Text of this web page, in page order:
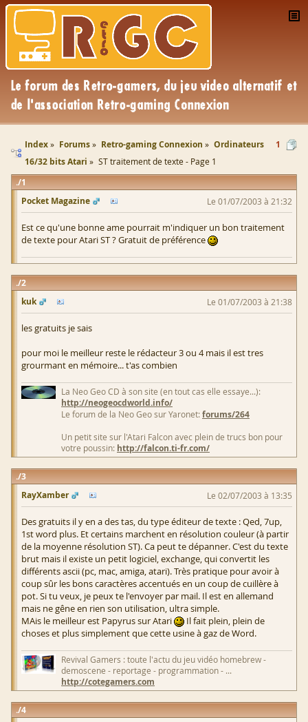
Index Forums Retro-gaming Connexion
Ordinateurs
16/32 bits Atari
ST traitement de texte - Page 1
1
1
Pocket Magazine
Le 01/07/2003 à 21:32
Est ce qu'une bonne ame pourrait m'indiquer un bon traitement
de texte pour Atari ST ? Gratuit de préférence
2
kuk
Le 01/07/2003 à 21:38
les gratuits je sais
pour moi le meilleur reste le rédacteur 3 ou 4 mais il est tres
grourmant en mémoire... t'as combien
La Neo Geo CD à son site (en tout cas elle essaye...):
http://neogeocdworld.info/
Le forum de la Neo Geo sur Yaronet:forums/264
Un petit site sur l'Atari Falcon avec plein de trucs bon pour
votre poussin: http://falcon.ti-fr.com/
3
RayXamber
Le 02/07/2003 à 13:35
Des gratuits il y en a des tas, du type éditeur de texte : Qed, 7up,
1st word plus. Et certains marchent en résolution couleur (à partir
de la moyenne résolution ST). Ca peut te dépanner. C'est du texte
brut mais il existe un petit logiciel, exchange, qui convertit les
différents ascii (pc, mac, amiga, atari). Très pratique pour avoir à
coup sûr les bons caractères accentués en un coup de cuillère à
pot. Si tu veux, je peux te l'envoyer par mail. Il est en allemand
mais ne gêne en rien son utilisation, ultra simple.
MAis le meilleur est Papyrus sur Atari
Il fait plein, plein de
choses et plus simplement que cette usine à gaz de Word.
Revival Gamers : toute l'actu du jeu vidéo homebrew -
demoscene - reportage - programmation - ...
http://cotegamers.com
4